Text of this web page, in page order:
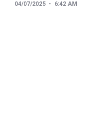
04/07/2025 6:42 AM